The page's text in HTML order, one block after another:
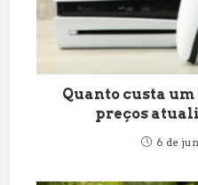
Quanto custa um
preços
6 de